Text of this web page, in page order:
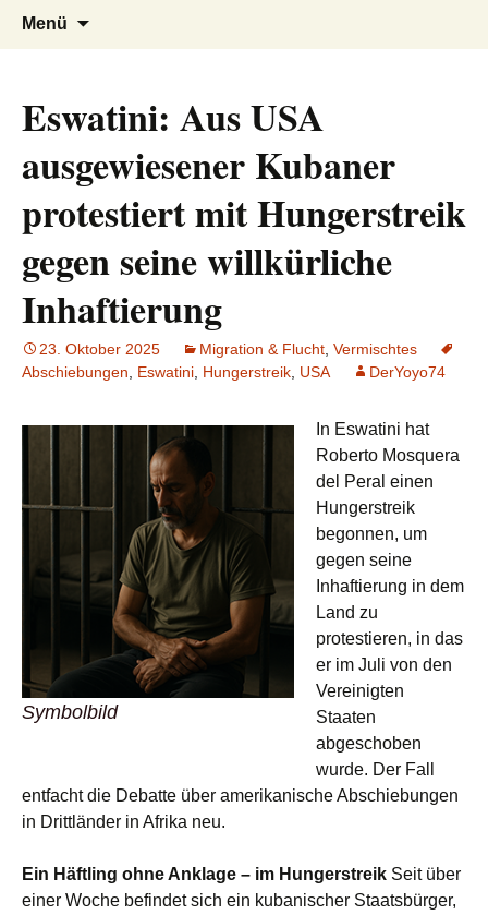
AFRICA live
Seit 1998: Aktuelles aus und mit Bezug
zu Afrika
Menü
Eswatini: Aus USA
ausgewiesener Kubaner
protestiert mit Hungerstreik
gegen seine willkürliche
Inhaftierung
23. Oktober 2025 Migration & Flucht Vermischtes
Abschiebungen
Eswatini Hungerstreik USA DerYoyo74
Symbolbild
In Eswatini hat
Roberto Mosquera
del Peral einen
Hungerstreik
begonnen, um
gegen seine
Inhaftierung in dem
Land zu
protestieren, in das
er im Juli von den
Vereinigten
Staaten
abgeschoben
wurde. Der Fall
entfacht die Debatte über amerikanische Abschiebungen
in Drittländer in Afrika neu.
Ein Häftling ohne Anklage – im Hungerstreik Seit über
einer Woche befindet sich ein kubanischer Staatsbürger,